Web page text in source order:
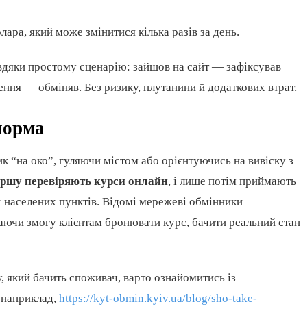
який може змінитися кілька разів за день.
простому сценарію: зайшов на сайт — зафіксував
— обміняв. Без ризику, плутанини й додаткових втрат.
око”, гуляючи містом або орієнтуючись на вивіску з
перевіряють курси онлайн, і лише потім приймають
пунктів. Відомі мережеві обмінники
змогу клієнтам бронювати курс, бачити реальний стан
бачить споживач, варто ознайомитись із
https://kyt-obmin.kyiv.ua/blog/sho-take-